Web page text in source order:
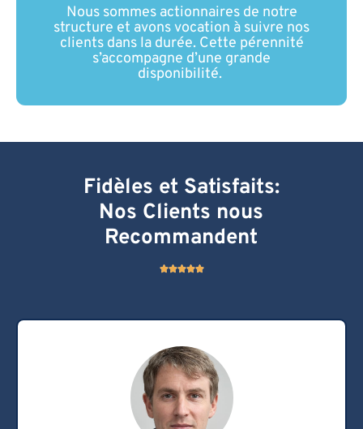
Nous sommes actionnaires de notre
structure et avons vocation à suivre nos
clients dans la durée. Cette pérennité
s’accompagne d’une grande
disponibilité.
Fidèles et Satisfaits:
Nos Clients nous
Recommandent
N
5
s
u